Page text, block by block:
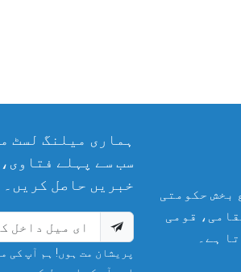
بخش حکومتی
قومی
ہے۔
ہماری میلنگ لسٹ
سب سے پہلے
خبریں حاصل کریں۔
پریشان مت ہوں! ہم آپ کی